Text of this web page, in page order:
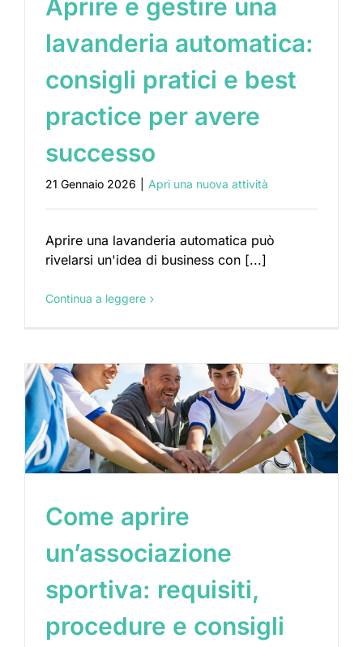
Aprire e gestire una
lavanderia automatica:
consigli pratici e best
practice per avere
successo
21 Gennaio 2026 Apri una nuova attività
Aprire una lavanderia automatica può
rivelarsi un'idea di business con [...]
Continua a leggere
Come aprire
un’associazione
sportiva: requisiti,
procedure e consigli